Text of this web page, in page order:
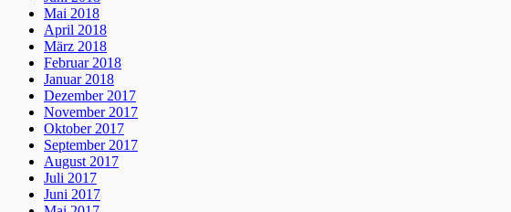
Mai 2018
April 2018
März 2018
Februar 2018
Januar 2018
Dezember 2017
November 2017
Oktober 2017
September 2017
August 2017
Juli 2017
Juni 2017